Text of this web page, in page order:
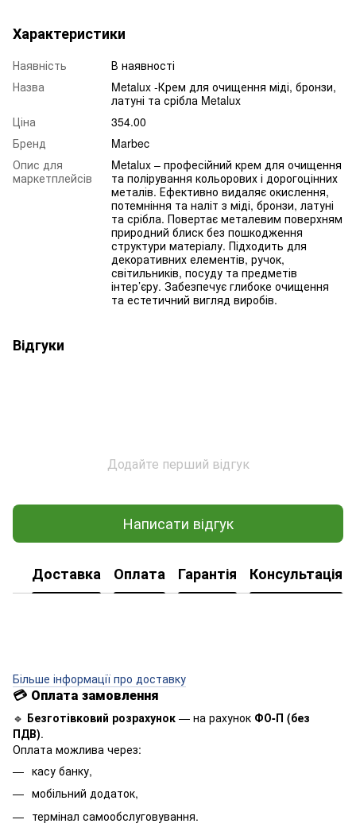
Характеристики
Наявність
В наявності
Назва
Metalux -Крем для очищення міді, бронзи,
латуні та срібла Metalux
Ціна
354.00
Бренд
Marbec
Опис для
маркетплейсів
Metalux – професійний крем для очищення
та полірування кольорових і дорогоцінних
металів. Ефективно видаляє окислення,
потемніння та наліт з міді, бронзи, латуні
та срібла. Повертає металевим поверхням
природний блиск без пошкодження
структури матеріалу. Підходить для
декоративних елементів, ручок,
світильників, посуду та предметів
інтер’єру. Забезпечує глибоке очищення
та естетичний вигляд виробів.
Відгуки
Додайте перший відгук
Написати відгук
Доставка Оплата Гарантія Консультація
Більше інформації про доставку
💳 Оплата замовлення
🔹 Безготівковий розрахунок — на рахунок ФО-П (без
ПДВ).
Оплата можлива через:
касу банку,
мобільний додаток,
термінал самообслуговування.